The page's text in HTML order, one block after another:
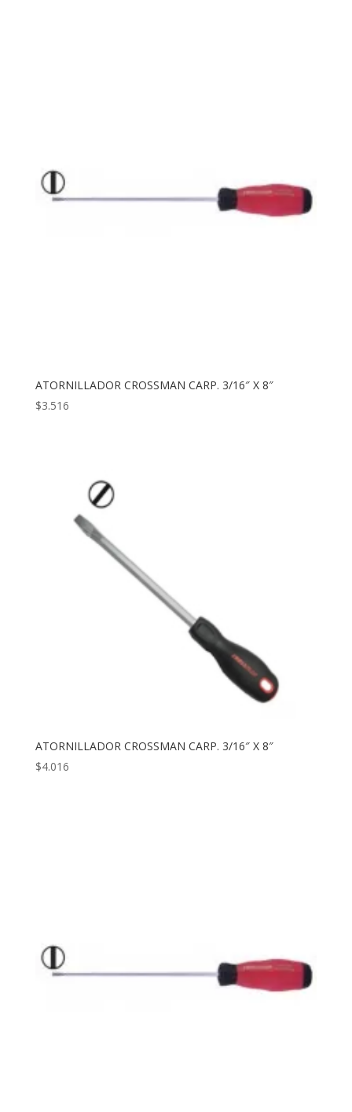
ATORNILLADOR CROSSMAN CARP. 3/16″ X 8″
$3.516
ATORNILLADOR CROSSMAN CARP. 3/16″ X 8″
$4.016